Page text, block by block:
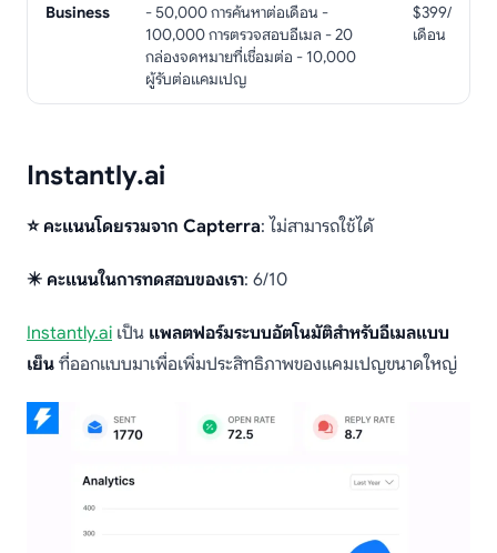
Business
- 50,000 การค้นหาต่อเดือน -
100,000 การตรวจสอบอีเมล - 20
กล่องจดหมายที่เชื่อมต่อ - 10,000
ผู้รับต่อแคมเปญ
$399/
เดือน
Instantly.ai
⭐ คะแนนโดยรวมจาก Capterra: ไม่สามารถใช้ได้
✴️ คะแนนในการทดสอบของเรา: 6/10
Instantly.ai เป็น แพลตฟอร์มระบบอัตโนมัติสำหรับอีเมลแบบ
เย็น ที่ออกแบบมาเพื่อเพิ่มประสิทธิภาพของแคมเปญขนาดใหญ่